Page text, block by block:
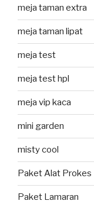
meja taman extra
meja taman lipat
meja test
meja test hpl
meja vip kaca
mini garden
misty cool
Paket Alat Prokes
Paket Lamaran